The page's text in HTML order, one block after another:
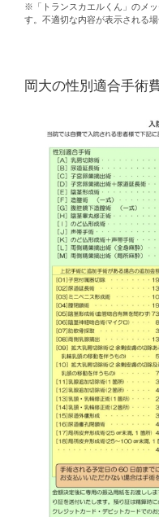
※「トランスカエルくん」のメ
す。不適切な内容が表示される
岡大の性別適合手術